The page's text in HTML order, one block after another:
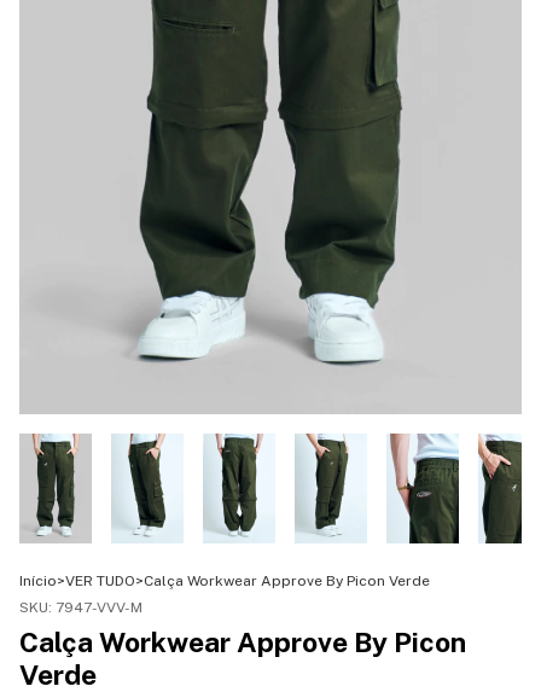
Início>VER TUDO>Calça Workwear Approve By Picon Verde
SKU: 7947-VVV-M
Calça Workwear Approve By Picon
Verde